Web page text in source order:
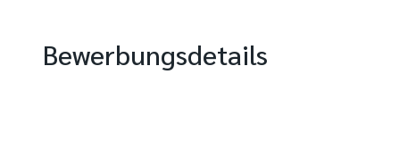
Bewerbungsdetails